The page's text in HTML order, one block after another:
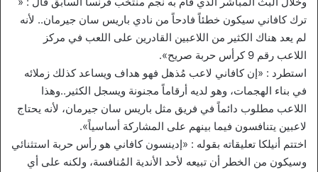
ترك كافاني سيكون خطئاً فادحاً من نادي باريس سان جيرمان.. لأنه
لم يعد هناك الكثير من اللاعبين القادرين على اللعب في مركز
اللاعب رقم 9 كرأس حربة صريح».
استطرد : «إن كافاني لاعب مُذهل فهو هداف ويساعد كذلك زملائه
في بناء الهجمات، وهو لديه أرقاماً مجنونة ويسجل الكثير..وهذا
اللاعب مطلوب دائماً في فريق مثل باريس سان جيرمان، لأنه يحتاج
لاعبين يتنافسون فيما بينهم على المشاركة أساسياً».
اختتم أنيلكا تعليقاته بقوله : «إدينسون كافاني هو رأس حربة استثنائي
وسيكون من الخطر أن تبيعه لأحد الأندية المُنافسة، ولكنه على أي